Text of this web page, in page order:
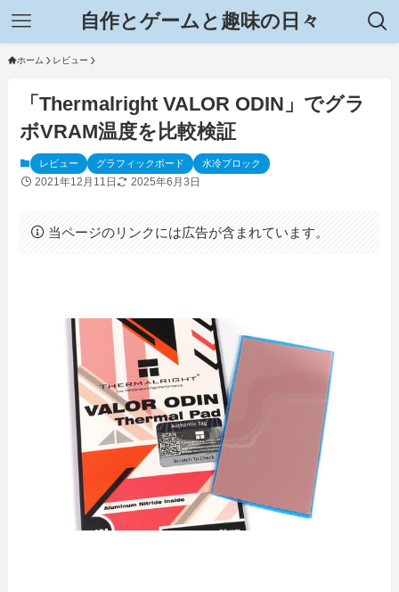
自作とゲームと趣味の日々
ホーム レビュー
「Thermalright VALOR ODIN」でグラ
ボVRAM温度を比較検証
レビュー グラフィックボード 水冷ブロック
2021年12月11日 2025年6月3日
当ページのリンクには広告が含まれています。